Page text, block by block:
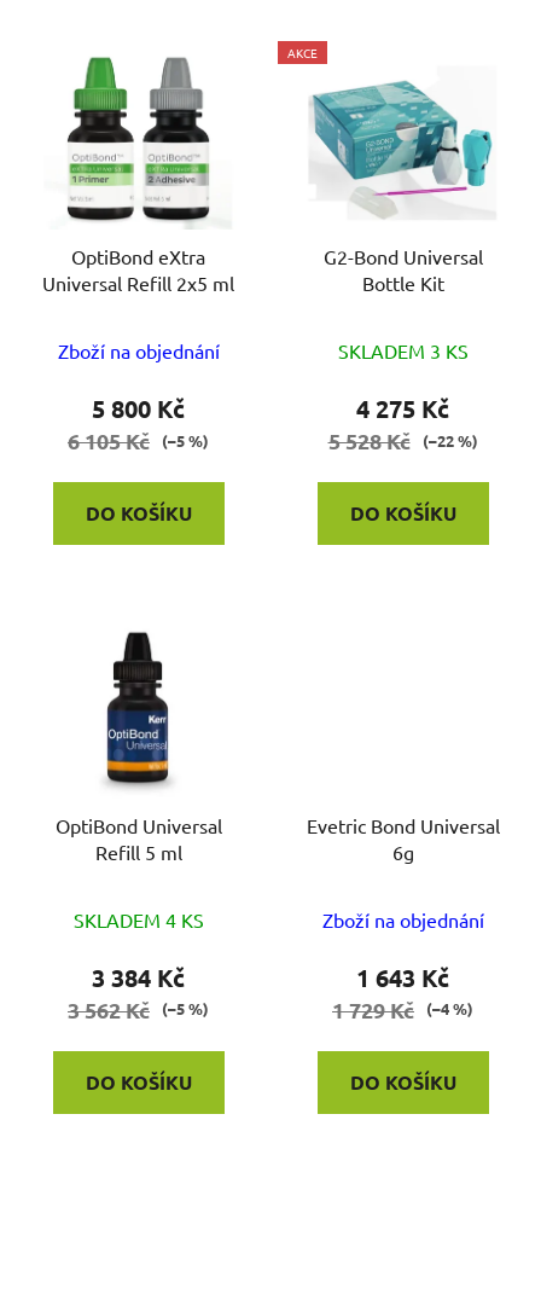
OptiBond eXtra
Universal Refill 2x5 ml
Zboží na objednání
5 800 Kč
6 105 Kč (–5 %)
DO KOŠÍKU
AKCE
G2-Bond Universal
Bottle Kit
SKLADEM 3 KS
4 275 Kč
5 528 Kč (–22 %)
DO KOŠÍKU
OptiBond Universal
Refill 5 ml
hodnocení
produktu
je
5
SKLADEM 4 KS
3 384 Kč
3 562 Kč (–5 %)
DO KOŠÍKU
Evetric Bond Universal
6g
Zboží na objednání
1 643 Kč
1 729 Kč (–4 %)
DO KOŠÍKU